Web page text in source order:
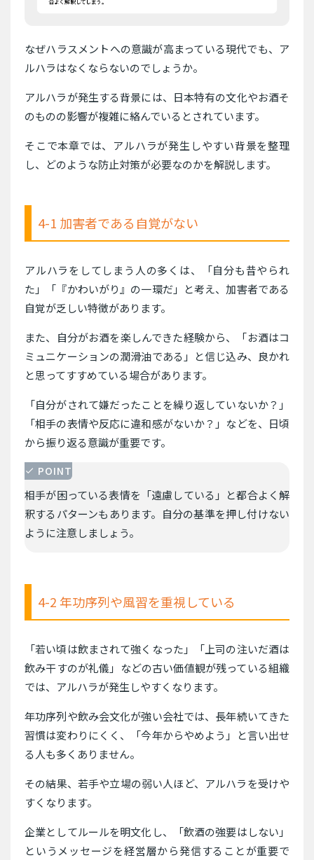
なぜハラスメントへの意識が高まっている現代でも、ア
ルハラはなくならないのでしょうか。
アルハラが発生する背景には、日本特有の文化やお酒そ
のものの影響が複雑に絡んでいるとされています。
そこで本章では、アルハラが発生しやすい背景を整理
し、どのような防止対策が必要なのかを解説します。
4-1 加害者である自覚がない
アルハラをしてしまう人の多くは、「自分も昔やられ
た」「『かわいがり』の一環だ」と考え、加害者である
自覚が乏しい特徴があります。
また、自分がお酒を楽しんできた経験から、「お酒はコ
ミュニケーションの潤滑油である」と信じ込み、良かれ
と思ってすすめている場合があります。
「自分がされて嫌だったことを繰り返していないか？」
「相手の表情や反応に違和感がないか？」などを、日頃
から振り返る意識が重要です。
POINT
相手が困っている表情を「遠慮している」と都合よく解
釈するパターンもあります。自分の基準を押し付けない
ように注意しましょう。
4-2 年功序列や風習を重視している
「若い頃は飲まされて強くなった」「上司の注いだ酒は
飲み干すのが礼儀」などの古い価値観が残っている組織
では、アルハラが発生しやすくなります。
年功序列や飲み会文化が強い会社では、長年続いてきた
習慣は変わりにくく、「今年からやめよう」と言い出せ
る人も多くありません。
その結果、若手や立場の弱い人ほど、アルハラを受けや
すくなります。
企業としてルールを明文化し、「飲酒の強要はしない」
というメッセージを経営層から発信することが重要で